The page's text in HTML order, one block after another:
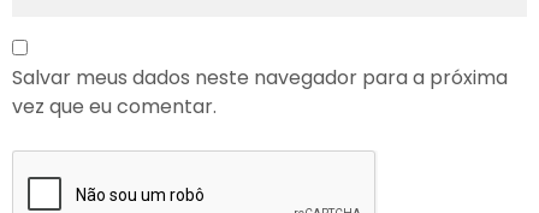
Salvar meus dados neste navegador para a próxima
vez que eu comentar.